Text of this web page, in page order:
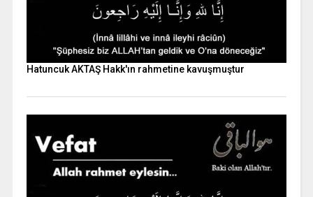
Hatuncuk AKTAŞ Hakk'ın rahmetine kavuşmuştur